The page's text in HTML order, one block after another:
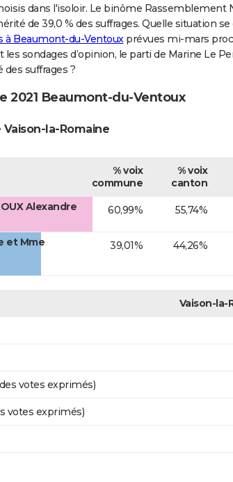
dans l'isoloir. Le binôme Rassemblement
de 39,0 % des suffrages. Quelle situation se
à Beaumont-du-Ventouxprévues mi-mars
sondages d’opinion, le parti de Marine Le
suffrages ?
2021 Beaumont-du-Ventoux
la-Romaine
% voix
commune
% voix
canton
Alexandre 60,99% 55,74%
et Mme
39,01% 44,26%
Vaison-la-
votes exprimés)
votes exprimés)